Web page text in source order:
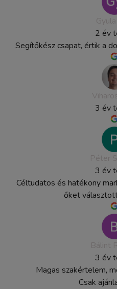
2 év
Segítőkész csapat, értik a
3 év
3 év
Céltudatos és hatékony
őket
3 év
Magas szakértelem,
Csak